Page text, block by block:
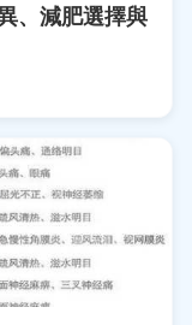
、減肥選擇與